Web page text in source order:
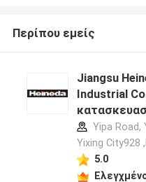
Περίπου εμείς
Jiangsu
Industrial
Yipa Road,
Yixing City928
5.0